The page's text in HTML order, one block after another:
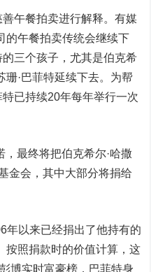
午餐拍卖进行解释。有媒
的午餐拍卖传统会继续下
三个孩子，尤其是伯克希
珊·巴菲特延续下去。为帮
已持续20年每年举行一次
最终将把伯克希尔·哈撒
金会，其中大部分将捐给
以来已经捐出了他持有的
按照捐款时的价值计算，这
博实时富豪榜，巴菲特身